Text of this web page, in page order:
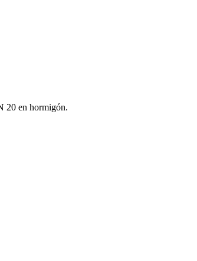
20 en hormigón.